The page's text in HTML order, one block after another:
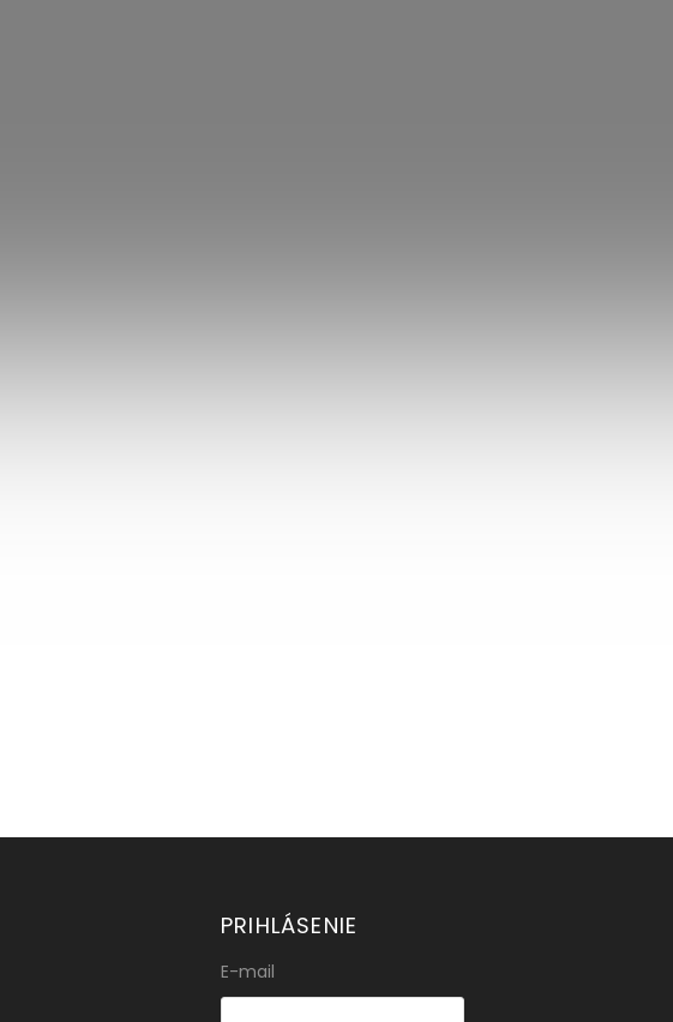
PRIHLÁSENIE
E-mail